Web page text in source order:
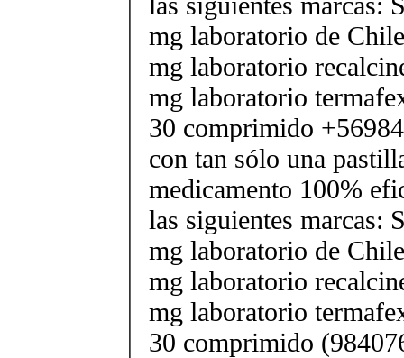
mg laboratorio de
mg laboratorio
mg laboratorio
30 comprimido
con tan sólo una
medicamento 100%
las siguientes marcas:
mg laboratorio de
mg laboratorio
mg laboratorio
30 comprimido